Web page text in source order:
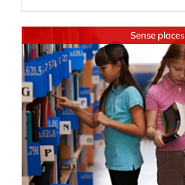
Sense places